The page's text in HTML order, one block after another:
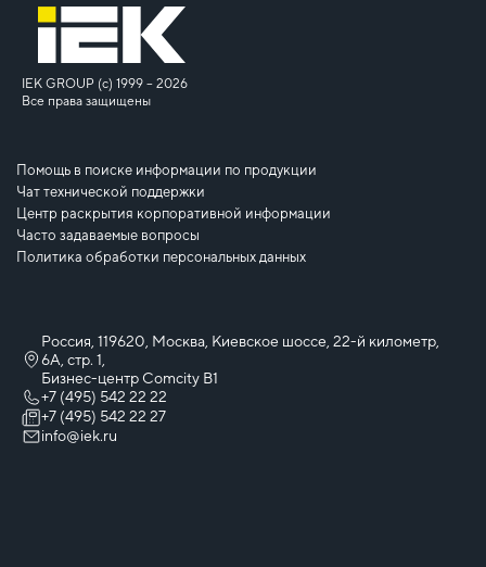
IEK GROUP (c) 1999 – 2026
Все права защищены
Помощь в поиске информации по продукции
Чат технической поддержки
Центр раскрытия корпоративной информации
Часто задаваемые вопросы
Политика обработки персональных данных
Россия, 119620, Москва, Киевское шоссе, 22-й километр,
6А, стр. 1,
Бизнес-центр Comcity B1
+7 (495) 542 22 22
+7 (495) 542 22 27
info@iek.ru